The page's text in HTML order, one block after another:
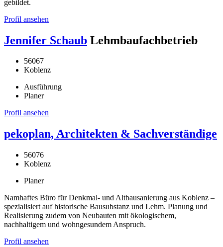
gebildet.
Profil ansehen
Jennifer Schaub Lehmbaufachbetrieb
56067
Koblenz
Ausführung
Planer
Profil ansehen
pekoplan, Architekten & Sachverständige
56076
Koblenz
Planer
Namhaftes Büro für Denkmal- und Altbausanierung aus Koblenz –
spezialisiert auf historische Bausubstanz und Lehm. Planung und
Realisierung zudem von Neubauten mit ökologischem,
nachhaltigem und wohngesundem Anspruch.
Profil ansehen